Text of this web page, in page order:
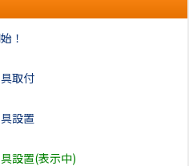
！
取付
設置
設置(表示中)